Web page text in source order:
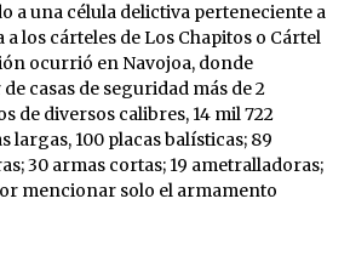
a una célula delictiva perteneciente a
a los cárteles de Los Chapitos o Cártel
ocurrió en Navojoa, donde
casas de seguridad más de 2
de diversos calibres, 14 mil 722
largas, 100 placas balísticas; 89
30 armas cortas; 19 ametralladoras;
mencionar solo el armamento